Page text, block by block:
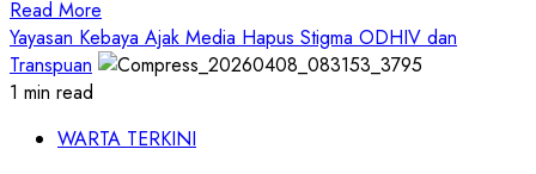
Read More
more
about
15
Yayasan Kebaya Ajak Media Hapus Stigma ODHIV dan
Transpuan
1 min read
WARTA TERKINI